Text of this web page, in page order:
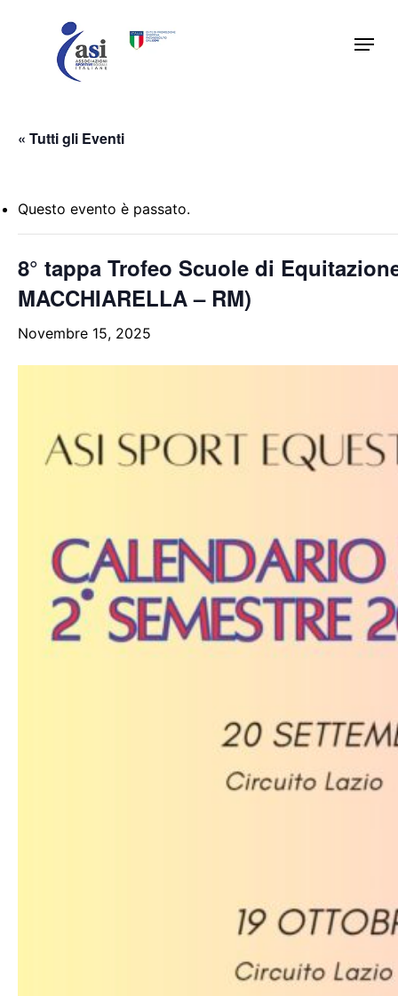
Menu
« Tutti gli Eventi
Questo evento è passato.
8° tappa Trofeo Scuole di
MACCHIARELLA – RM)
Novembre 15, 2025